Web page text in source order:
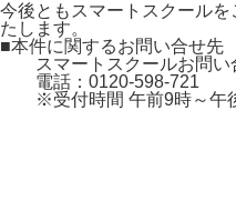
今後ともスマートスクール
たします。
■本件に関するお問い合せ先
スマートスクールお問い
電話：0120-598-721
※受付時間 午前9時～午後